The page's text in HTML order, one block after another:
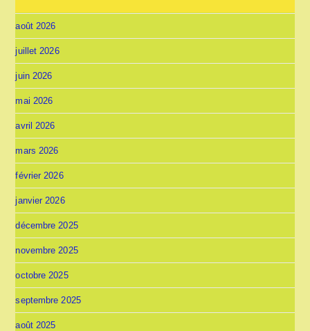
août 2026
juillet 2026
juin 2026
mai 2026
avril 2026
mars 2026
février 2026
janvier 2026
décembre 2025
novembre 2025
octobre 2025
septembre 2025
août 2025